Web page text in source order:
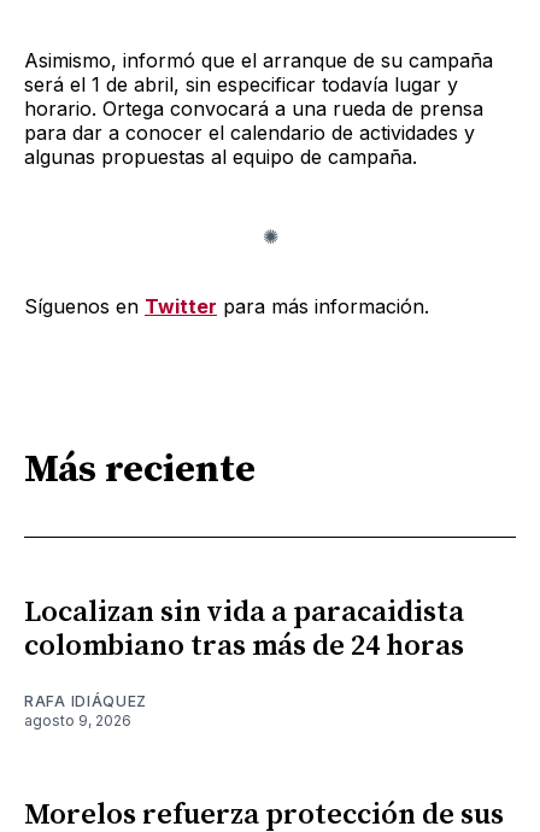
Asimismo, informó que el arranque de su campaña
será el 1 de abril, sin especificar todavía lugar y
horario. Ortega convocará a una rueda de prensa
para dar a conocer el calendario de actividades y
algunas propuestas al equipo de campaña.
Síguenos en Twitter para más información.
Más reciente
Localizan sin vida a paracaidista
colombiano tras más de 24 horas
RAFA IDIÁQUEZ
agosto 9, 2026
Morelos refuerza protección de sus